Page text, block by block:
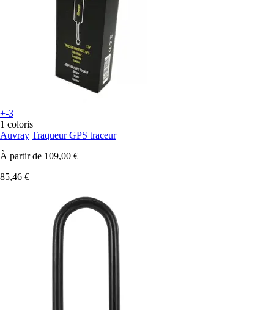
+-3
1 coloris
Auvray Traqueur GPS traceur
À partir de 109,00 €
85,46 €